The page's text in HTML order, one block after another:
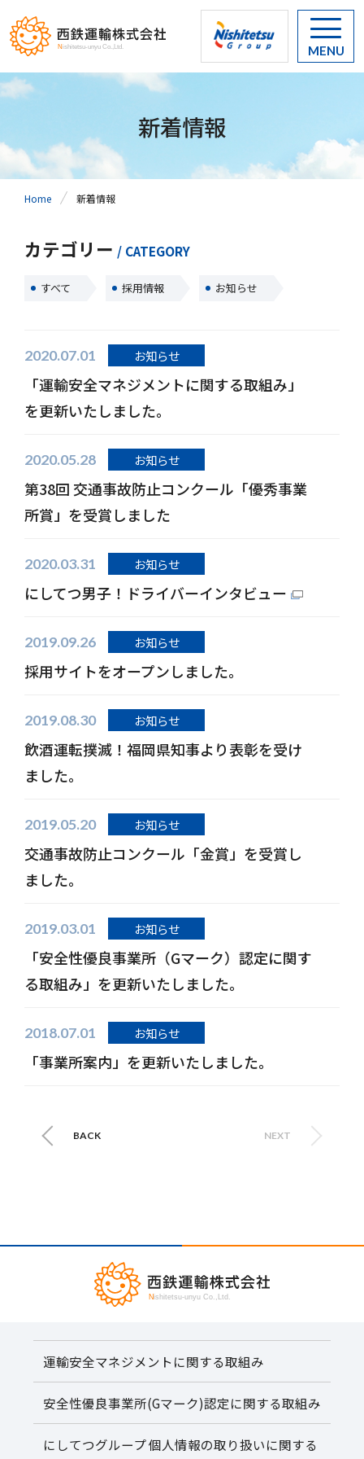
MENU
新着情報
Home 新着情報
カテゴリー / CATEGORY
すべて 採用情報 お知らせ
2020.07.01 お知らせ
「運輸安全マネジメントに関する取組み」
を更新いたしました。
2020.05.28 お知らせ
第38回 交通事故防止コンクール「優秀事業
所賞」を受賞しました
2020.03.31 お知らせ
にしてつ男子！ドライバーインタビュー
2019.09.26 お知らせ
採用サイトをオープンしました。
2019.08.30 お知らせ
飲酒運転撲滅！福岡県知事より表彰を受け
ました。
2019.05.20 お知らせ
交通事故防止コンクール「金賞」を受賞し
ました。
2019.03.01 お知らせ
「安全性優良事業所（Gマーク）認定に関す
る取組み」を更新いたしました。
2018.07.01 お知らせ
「事業所案内」を更新いたしました。
BACK NEXT
運輸安全マネジメントに関する取組み
安全性優良事業所(Gマーク)認定に関する取組み
にしてつグループ 個人情報の取り扱いに関する